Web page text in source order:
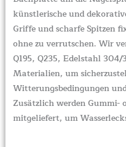
künstlerische und
Griffe und scharfe Spitzen
ohne zu verrutschen. Wir
Q195, Q235, Edelstahl
Materialien, um
Witterungsbedingungen
Zusätzlich werden Gummi-
mitgeliefert, um